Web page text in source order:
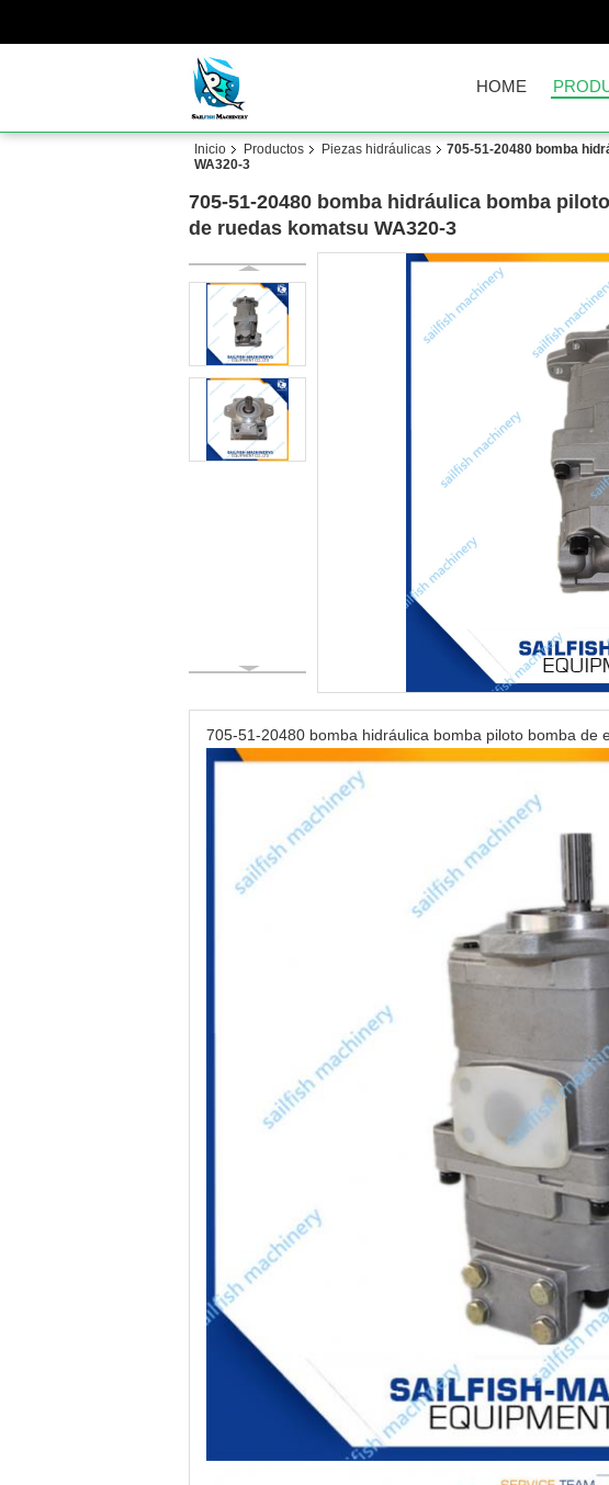
HOME
Inicio Productos Piezas hidráulicas
705-51-20480 bomba
WA320-3
705-51-20480 bomba hidráulica bomba
de ruedas komatsu WA320-3
705-51-20480 bomba hidráulica bomba piloto bomba